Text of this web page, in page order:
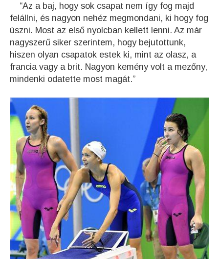
“Az a baj, hogy sok csapat nem így fog majd
felállni, és nagyon nehéz megmondani, ki hogy fog
úszni. Most az első nyolcban kellett lenni. Az már
nagyszerű siker szerintem, hogy bejutottunk,
hiszen olyan csapatok estek ki, mint az olasz, a
francia vagy a brit. Nagyon kemény volt a mezőny,
mindenki odatette most magát.”